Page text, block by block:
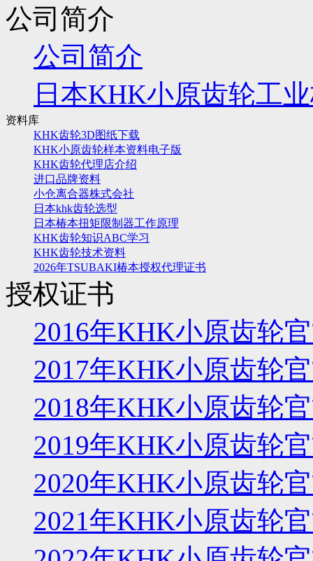
公司简介
公司简介
日本KHK小原齿轮工
资料库
KHK齿轮3D图纸下载
KHK小原齿轮样本资料电子版
KHK齿轮代理店介绍
进口品牌资料
小仓离合器株式会社
日本khk齿轮选型
日本椿本扭矩限制器工作原理
KHK齿轮知识ABC学习
KHK齿轮技术资料
2026年TSUBAKI椿本授权代理证书
授权证书
2016年KHK小原齿轮
2017年KHK小原齿轮
2018年KHK小原齿轮
2019年KHK小原齿轮
2020年KHK小原齿轮
2021年KHK小原齿轮